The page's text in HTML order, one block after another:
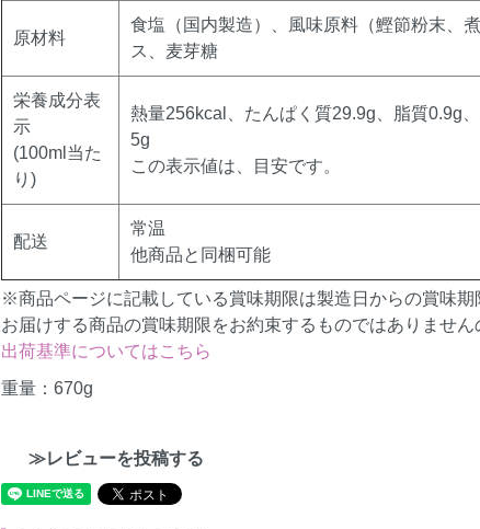
長年、うまかだしをご愛用いただき誠にありがとう
でいただきとても嬉しいです。これからも、末永くご
て参りたいと思います。（2022/11/24 10:26:32）
我が家のお気に入り
うまかだしと、出会って10数年！
我が家に欠かせないダシです。
うまかだしで作る味噌汁は、風味がよくとても美味しい
何故か尋ねると、美味しいから舐めていたと言ってまし
家族のお気に入りのだしです！
原材料
食塩（国内製造）、風味原料（鰹節粉末、
ス、麦芽糖
栄養成分表
示
(100ml当た
り)
熱量256kcal、たんぱく質29.9g、脂質0.9g
5g
この表示値は、目安です。
配送
常温
他商品と同梱可能
※商品ページに記載している賞味期限は製造日からの賞味期
お届けする商品の賞味期限をお約束するものではありません
出荷基準についてはこちら
重量：670g
≫レビューを投稿する